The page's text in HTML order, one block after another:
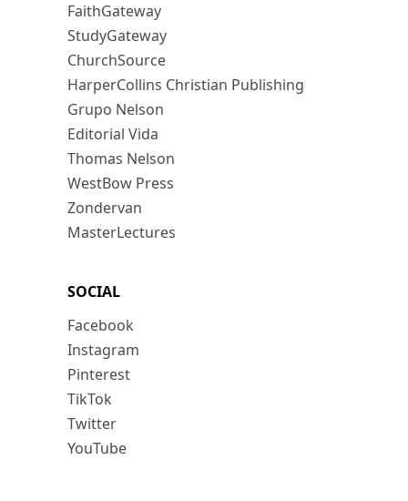
FaithGateway
StudyGateway
ChurchSource
HarperCollins Christian Publishing
Grupo Nelson
Editorial Vida
Thomas Nelson
WestBow Press
Zondervan
MasterLectures
SOCIAL
Facebook
Instagram
Pinterest
TikTok
Twitter
YouTube